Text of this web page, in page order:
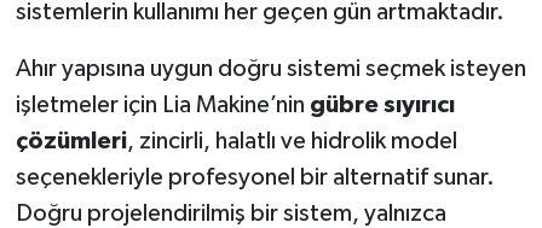
sistemlerin kullanımı her geçen gün artmaktadır.
Ahır yapısına uygun doğru sistemi seçmek isteyen
işletmeler için Lia Makine’nin gübre sıyırıcı
çözümleri, zincirli, halatlı ve hidrolik model
seçenekleriyle profesyonel bir alternatif sunar.
Doğru projelendirilmiş bir sistem, yalnızca